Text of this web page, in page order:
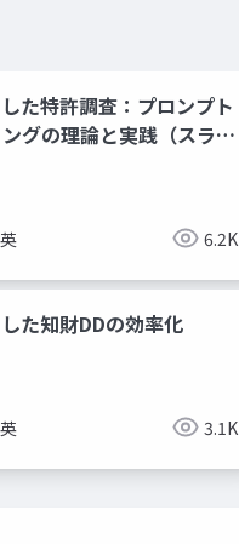
た特許調査：プロンプト
グの理論と実践（スライ
6.2K
た知財DDの効率化
3.1K